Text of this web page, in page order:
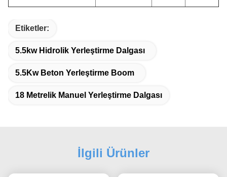
Etiketler:
5.5kw Hidrolik Yerleştirme Dalgası
5.5Kw Beton Yerleştirme Boom
18 Metrelik Manuel Yerleştirme Dalgası
İlgili Ürünler